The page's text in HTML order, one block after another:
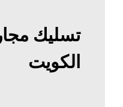
تسليك
الكويت